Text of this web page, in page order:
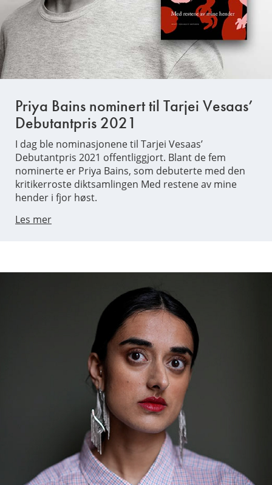
Priya Bains nominert til Tarjei Vesaas’
Debutantpris 2021
I dag ble nominasjonene til Tarjei Vesaas’
Debutantpris 2021 offentliggjort. Blant de fem
nominerte er Priya Bains, som debuterte med den
kritikerroste diktsamlingen Med restene av mine
hender i fjor høst.
Les mer